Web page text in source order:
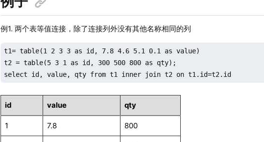
例1. 两个表等值连接，除了连接列外没有其他名称相同的列
t1= table(1 2 3 3 as id, 7.8 4.6 5.1 0.1 as value)
t2 = table(5 3 1 as id, 300 500 800 as qty);
select id, value, qty from t1 inner join t2 on t1.id=t2.id
id value qty
1 7.8 800